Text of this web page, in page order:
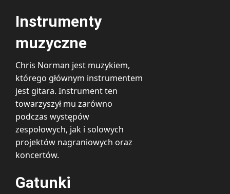
Instrumenty
muzyczne
Chris Norman jest muzykiem,
którego głównym instrumentem
jest gitara. Instrument ten
towarzyszył mu zarówno
podczas występów
zespołowych, jak i solowych
projektów nagraniowych oraz
koncertów.
Gatunki